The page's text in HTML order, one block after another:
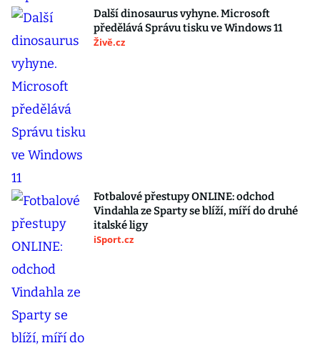
Další dinosaurus vyhyne. Microsoft
předělává Správu tisku ve Windows 11
Živě.cz
Fotbalové přestupy ONLINE: odchod
Vindahla ze Sparty se blíží, míří do druhé
italské ligy
iSport.cz